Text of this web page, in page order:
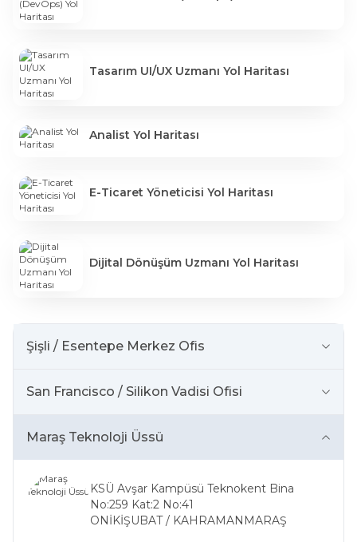
Dijital Dönüşüm Uzmanı Yol Haritası
E-Ticaret Yöneticisi Yol Haritası
Analist Yol Haritası
Tasarım UI/UX Uzmanı Yol Haritası
Şişli / Esentepe Merkez Ofis
San Francisco / Silikon Vadisi Ofisi
Maraş Teknoloji Üssü
KSÜ Avşar Kampüsü Teknokent Bina
No:259 Kat:2 No:41
ONİKİŞUBAT / KAHRAMANMARAŞ